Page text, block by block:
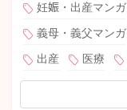
妊娠・出産マンガ
義母・義父マンガ
出産
医療